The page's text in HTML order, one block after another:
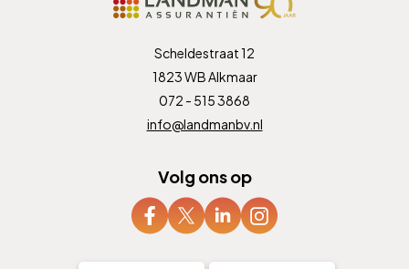
Scheldestraat 12
1823 WB Alkmaar
072 - 515 3868
info@landmanbv.nl
Volg ons op